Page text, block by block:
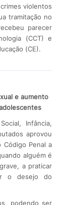
violentos
tramitação no
parecer
(CCT) e
(CE).
e aumento
Infância,
aprovou
Penal a
alguém é
a praticar
o desejo do
podendo ser